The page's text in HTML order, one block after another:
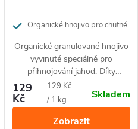
Organické hnojivo pro chutné
měsíce.
Organické granulované hnojivo
vyvinuté speciálně pro
přihnojování jahod. Díky
přírodnímu složení je vhodné
pro ekologické pěstování. Živiny
uvolňuje postupně po dobu až
3 měsíců.
129
Kč
Měrná
cena:
129 Kč
/ 1 kg
Skladem
Zobrazit